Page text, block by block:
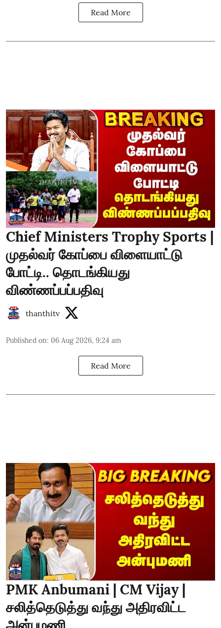
Read More
Chief Ministers Trophy Sports |
முதல்வர் கோப்பை விளையாட்டு
போட்டி.. தொடங்கியது
விண்ணப்பப்பதிவு
thanthitv
Published on: 06 Aug 2026, 9:24 am
Read More
PMK Anbumani | CM Vijay |
சலித்தெடுத்து வந்து அதிரவிட்ட